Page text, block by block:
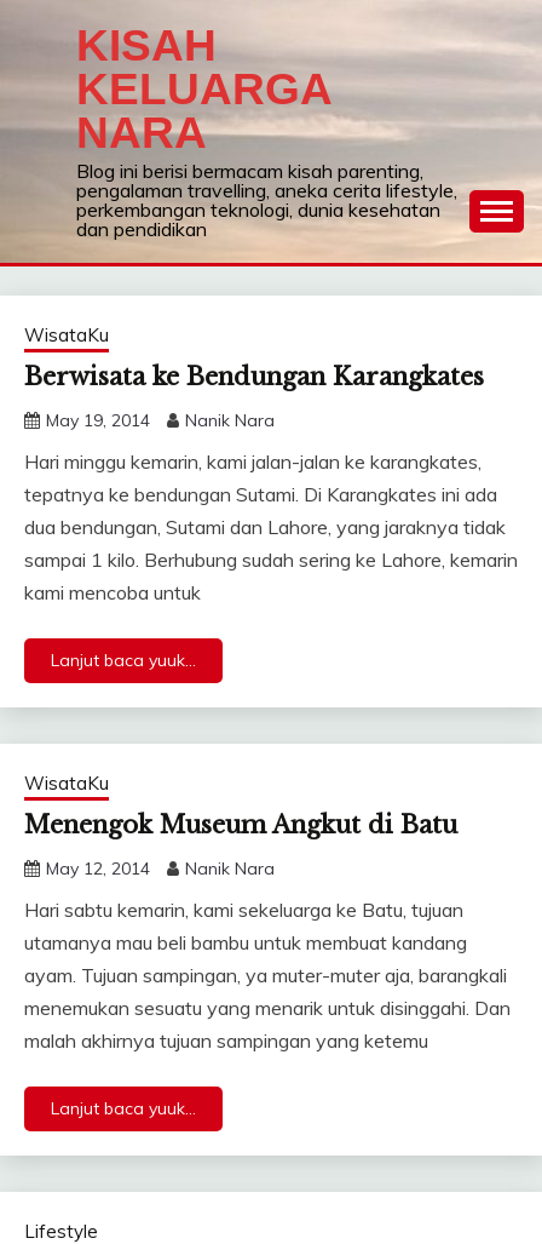
KISAH
KELUARGA
NARA
Blog ini berisi bermacam kisah parenting,
pengalaman travelling, aneka cerita lifestyle,
perkembangan teknologi, dunia kesehatan
dan pendidikan
WisataKu
Berwisata ke Bendungan Karangkates
May 19, 2014 Nanik Nara
Hari minggu kemarin, kami jalan-jalan ke karangkates,
tepatnya ke bendungan Sutami. Di Karangkates ini ada
dua bendungan, Sutami dan Lahore, yang jaraknya tidak
sampai 1 kilo. Berhubung sudah sering ke Lahore, kemarin
kami mencoba untuk
Lanjut baca yuuk...
WisataKu
Menengok Museum Angkut di Batu
May 12, 2014 Nanik Nara
Hari sabtu kemarin, kami sekeluarga ke Batu, tujuan
utamanya mau beli bambu untuk membuat kandang
ayam. Tujuan sampingan, ya muter-muter aja, barangkali
menemukan sesuatu yang menarik untuk disinggahi. Dan
malah akhirnya tujuan sampingan yang ketemu
Lanjut baca yuuk...
Lifestyle